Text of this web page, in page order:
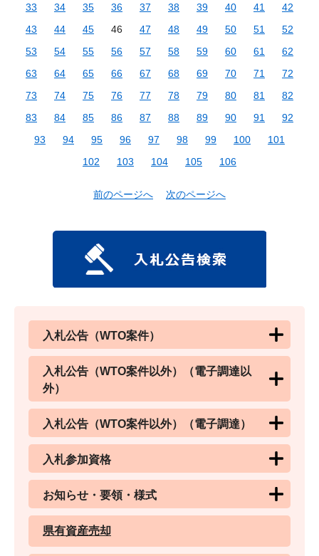
33
34 35 36 37 38 39 40 41
42
43
44 45 46 47 48 49 50 51
52
53
54 55 56 57 58 59 60 61
62
63
64 65 66 67 68 69 70 71
72
73
74 75 76 77 78 79 80 81
82
83
84 85 86 87 88 89 90 91
92
93
94 95 96 97 98 99 100
101
102
103 104 105 106
前のページへ 次のページへ
入札公告（WTO案件）
入札公告（WTO案件以外）（電子調達以
外）
入札公告（WTO案件以外）（電子調達）
入札参加資格
お知らせ・要領・様式
県有資産売却